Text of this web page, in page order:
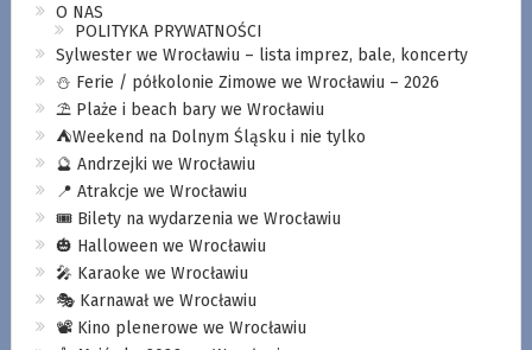
O NAS
POLITYKA PRYWATNOŚCI
Sylwester we Wrocławiu – lista imprez, bale, koncerty
⛄️ Ferie / półkolonie Zimowe we Wrocławiu – 2026
⛱️ Plaże i beach bary we Wrocławiu
⛺️Weekend na Dolnym Śląsku i nie tylko
🔮 Andrzejki we Wrocławiu
📍 Atrakcje we Wrocławiu
🎟️ Bilety na wydarzenia we Wrocławiu
🎃 Halloween we Wrocławiu
🎤 Karaoke we Wrocławiu
🎭 Karnawał we Wrocławiu
📽️ Kino plenerowe we Wrocławiu